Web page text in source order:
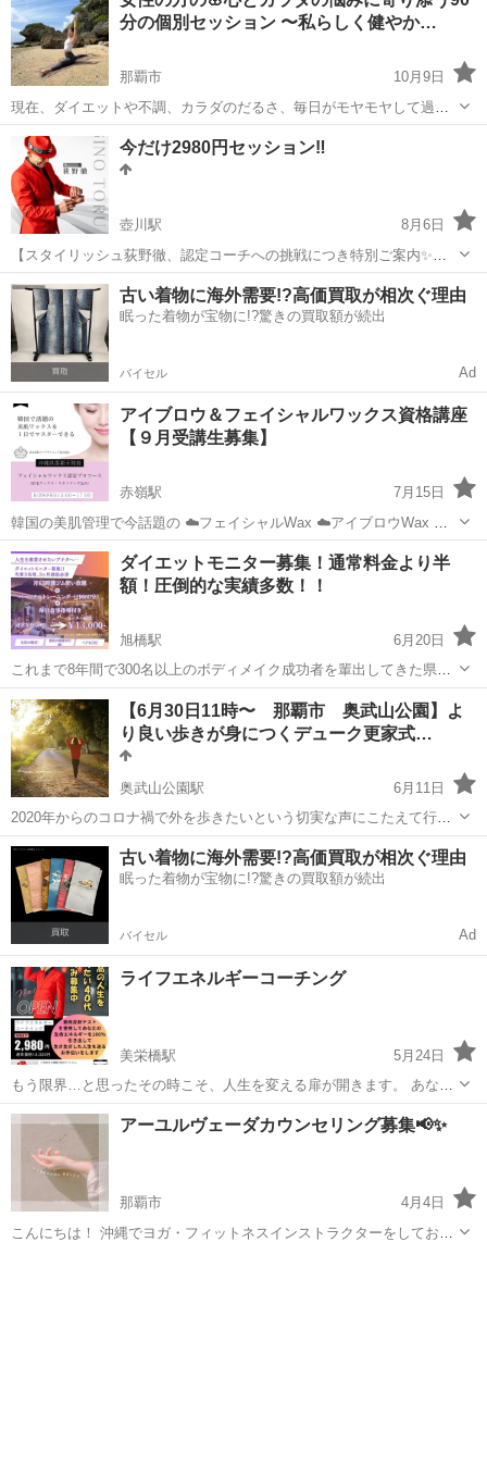
分の個別セッション 〜私らしく健やか…
那覇市
10月9日
現在、ダイエットや不調、カラダのだるさ、毎日がモヤモヤして過ご
している… 心とカラダの悩みを抱えていませんか？ ヨガ・アーユルヴ
ェーダ・フィットネスを組み合わせて、あなたに合わせたあなただけ
の整え方を一緒に見つけるこ...
沖縄 那覇市 その他 セッション
今だけ2980円セッション‼️
壺川駅
8月6日
【スタイリッシュ荻野徹、認定コーチへの挑戦につき特別ご案内✨】
こんにちは。スタイリッシュ沖縄の荻野徹です。 ただいま私は「ライ
フエネルギーコーチング」の認定コーチを目指して、チャレンジを続
けています。 ＼そのため、L...
沖縄 那覇市 壺川駅 その他 セッション
古い着物に海外需要!?高価買取が相次ぐ理由
眠った着物が宝物に!?驚きの買取額が続出
バイセル Ad
アイブロウ＆フェイシャルワックス資格講座
【９月受講生募集】
赤嶺駅
7月15日
韓国の美肌管理で今話題の ☁️フェイシャルWax ☁️アイブロウWax 沖
縄でこの資格が取得できるのは 当スクールだけ🤫❤️‍🔥 そして、なん
と！！ 同時に学んで✨同時に資格取得✨ できちゃいます。 ...
沖縄 那覇市 赤嶺駅 その他 フェイシャル
ダイエットモニター募集！通常料金より半
額！圧倒的な実績多数！！
旭橋駅
6月20日
これまで8年間で300名以上のボディメイク成功者を輩出してきた県内
屈指のパーソナルトレーニングジム【パーソナルトレーニング イ
チ】が手がける完全予約制のプライベートジム【フィットネスボック
ス ゼロ】にてダイエットモニターを募...
沖縄 那覇市 旭橋駅 その他 パーソナルトレーニング
【6月30日11時〜 那覇市 奥武山公園】よ
り良い歩きが身につくデューク更家式…
奥武山公園駅
6月11日
2020年からのコロナ禍で外を歩きたいという切実な声にこたえて行っ
た野外ウォーキング教室 2024年に新しい形で復活しました。2025年は
さらにパワーアップして行います ランチ前のウォーキングエクササイ
ズ...
沖縄 那覇市 奥武山公園駅 その他 デューク更家
古い着物に海外需要!?高価買取が相次ぐ理由
眠った着物が宝物に!?驚きの買取額が続出
バイセル Ad
ライフエネルギーコーチング
美栄橋駅
5月24日
もう限界…と思ったその時こそ、人生を変える扉が開きます。 あなた
の“本当の力”を目覚めさせませんか？ • 朝起きるのがつらい • 頭ではわ
かっているのに行動できない • 漠然とした不安がつきまとう • 過去の
痛みやト...
沖縄 那覇市 その他 チャクラ
アーユルヴェーダカウンセリング募集📢✨
那覇市
4月4日
こんにちは！ 沖縄でヨガ・フィットネスインストラクターをしており